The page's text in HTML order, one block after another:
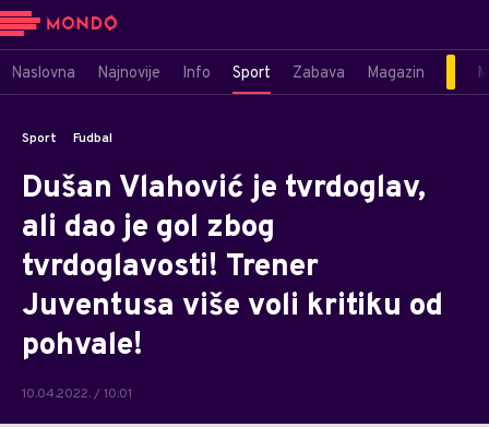
Naslovna Najnovije Info Sport Zabava Magazin
Sport Fudbal
Dušan Vlahović je tvrdoglav,
ali dao je gol zbog
tvrdoglavosti! Trener
Juventusa više voli kritiku od
pohvale!
10.04.2022. / 10:01